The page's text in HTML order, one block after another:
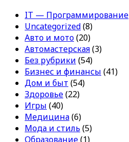
IT — Программирование
Uncategorized(8)
Авто и мото(20)
Автомастерская(3)
Без рубрики (54)
Бизнес и финансы (41)
Дом и быт (54)
Здоровье(22)
Игры (40)
Медицина(6)
Мода и стиль (5)
Образование(1)